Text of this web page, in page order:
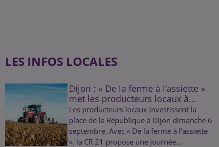
LES INFOS LOCALES
Dijon : « De la ferme à l’assiette »
met les producteurs locaux à...
Les producteurs locaux investissent la
place de la République à Dijon dimanche 6
septembre. Avec « De la ferme à l’assiette
», la CR 21 propose une journée...